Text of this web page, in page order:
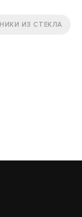
ИЗ СТЕКЛА